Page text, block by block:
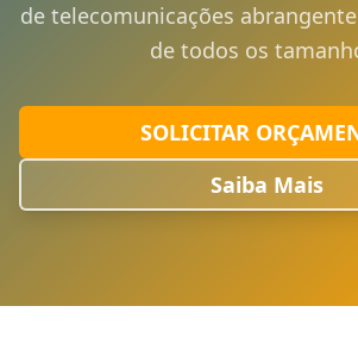
de telecomunicações
de todos os
SOLICITAR
Saiba Mais